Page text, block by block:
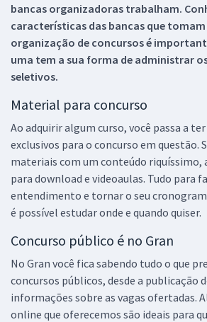
bancas organizadoras trabalham.
características das bancas que
organização de concursos é
uma tem a sua forma de administrar
seletivos.
Material para concurso
Ao adquirir algum curso, você passa a
exclusivos para o concurso em questão.
materiais com um conteúdo riquíssimo,
para download e videoaulas. Tudo para
entendimento e tornar o seu
é possível estudar onde e quando quiser.
Concurso público é no Gran
No Gran você fica sabendo tudo o que
concursos públicos, desde a publicação
informações sobre as vagas ofertadas.
online que oferecemos são ideais para